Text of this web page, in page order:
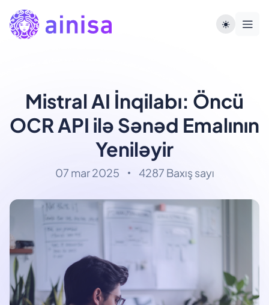
Mistral AI İnqilabı: Öncü
OCR API ilə Sənəd Emalının
Yeniləyir
07 mar 2025 4287 Baxış sayı